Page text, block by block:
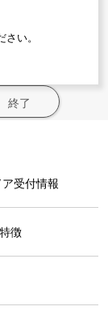
終了
い。
受付情報
徴